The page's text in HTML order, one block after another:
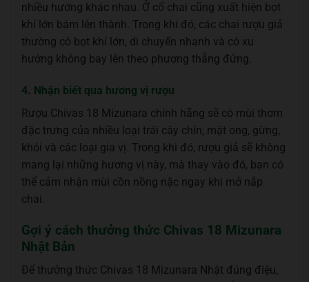
nhiều hướng khác nhau. Ở cổ chai cũng xuất hiện bọt
khí lớn bám lên thành. Trong khi đó, các chai rượu giả
thường có bọt khí lớn, di chuyển nhanh và có xu
hướng không bay lên theo phương thẳng đứng.
4. Nhận biết qua hương vị rượu
Rượu Chivas 18 Mizunara chính hãng sẽ có mùi thơm
đặc trưng của nhiều loại trái cây chín, mật ong, gừng,
khói và các loại gia vị. Trong khi đó, rượu giả sẽ không
mang lại những hương vị này, mà thay vào đó, bạn có
thể cảm nhận mùi cồn nồng nặc ngay khi mở nắp
chai.
Gợi ý cách thưởng thức Chivas 18 Mizunara
Nhật Bản
Để thưởng thức Chivas 18 Mizunara Nhật đúng điệu,